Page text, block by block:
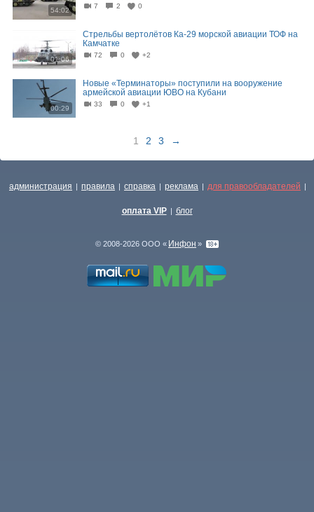
54:02
7 2 0
01:06
Стрельбы вертолётов Ка-29 морской авиации ТОФ на
Камчатке
72 0 +2
00:29
Новые «Терминаторы» поступили на вооружение
армейской авиации ЮВО на Кубани
33 0 +1
1 2 3 →
администрация | правила | справка | реклама | для правообладателей |
оплата VIP | блог
© 2008-2026 ООО « Инфон »